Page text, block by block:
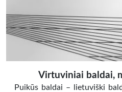
Virtuviniai baldai,
Puikūs baldai – lietuviški